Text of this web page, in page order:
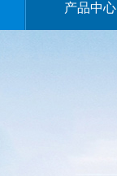
产品中心